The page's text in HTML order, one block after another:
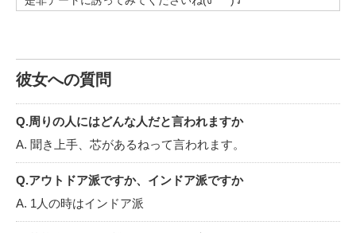
理想ですよね♡
社会人でシフト制のため、デートの予定が不規則になってし
まいますが、何か気になることがありましたらお気軽にお声
彼氏さんが自慢できる理想の彼女になれるように頑張ります
✨
お会いできるのを楽しみにしていますね♪
彼女への質問
Q.周りの人にはどんな人だと言われますか
A. 聞き上手、芯があるねって言われます。
Q.アウトドア派ですか、インドア派ですか
A. 1人の時はインドア派